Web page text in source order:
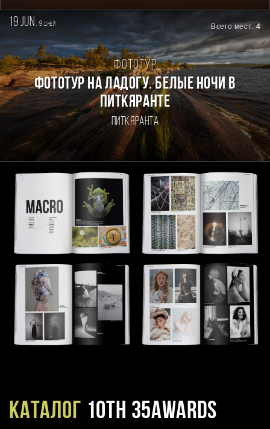
19 jun. 9дней Всего мест:4
Фототур
Фототур на Ладогу. Белые ночи в
Питкяранте
Питкяранта
Каталог 10TH 35AWARDS